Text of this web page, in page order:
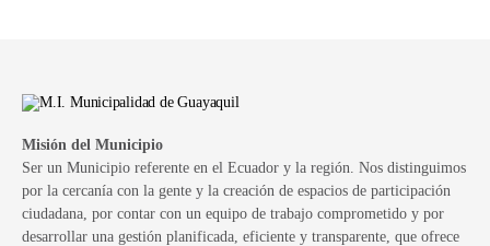
Misión del Municipio
Ser un Municipio referente en el Ecuador y la región. Nos distinguimos
por la cercanía con la gente y la creación de espacios de participación
ciudadana, por contar con un equipo de trabajo comprometido y por
desarrollar una gestión planificada, eficiente y transparente, que ofrece